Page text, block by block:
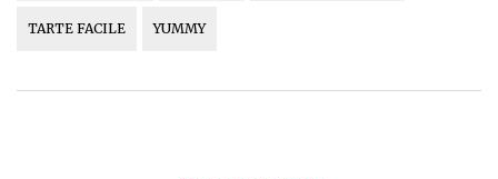
TARTE FACILE YUMMY